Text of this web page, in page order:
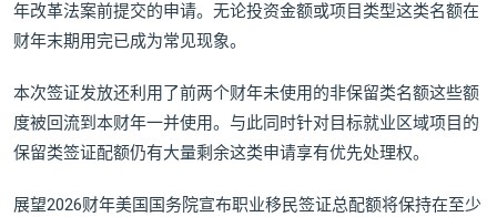
年改革法案前提交的申请。无论投资金额或项目类型这类名额在
财年末期用完已成为常见现象。
本次签证发放还利用了前两个财年未使用的非保留类名额这些额
度被回流到本财年一并使用。与此同时针对目标就业区域项目的
保留类签证配额仍有大量剩余这类申请享有优先处理权。
展望2026财年美国国务院宣布职业移民签证总配额将保持在至少